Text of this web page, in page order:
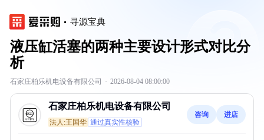
寻源宝典
液压缸活塞的两种主要设计形式对比分
析
石家庄柏乐机电设备有限公司 · 2026-08-04 08:00:00
石家庄柏乐机电设备有限公司
法人:王国华 通过真实性核验
咨询 进店